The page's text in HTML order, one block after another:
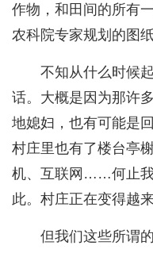
作物，和田间的所有
农科院专家规划的图
不知从什么时候
话。大概是因为那许
地媳妇，也有可能是
村庄里也有了楼台亭
机、互联网……何止我
此。村庄正在变得越
但我们这些所谓